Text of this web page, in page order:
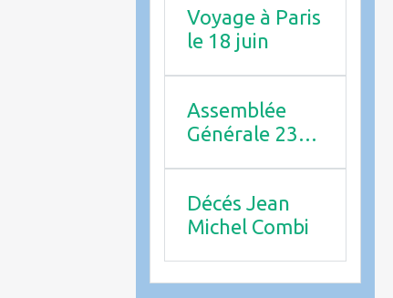
Voyage à Paris
le 18 juin
Assemblée
Générale 23
Décés Jean
Michel Combi